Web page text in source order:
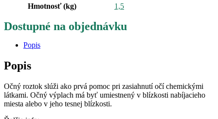
Hmotnosť (kg) 1,5
Dostupné na objednávku
Popis
Popis
Očný roztok slúži ako prvá pomoc pri zasiahnutí očí chemickými
látkami. Očný výplach má byť umiestnený v blízkosti nabíjacieho
miesta alebo v jeho tesnej blízkosti.